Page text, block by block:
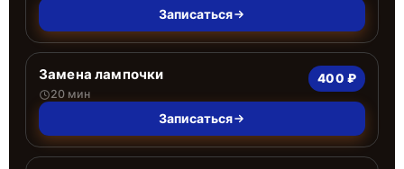
Записаться
Замена лампочки
20 мин
400 ₽
Записаться